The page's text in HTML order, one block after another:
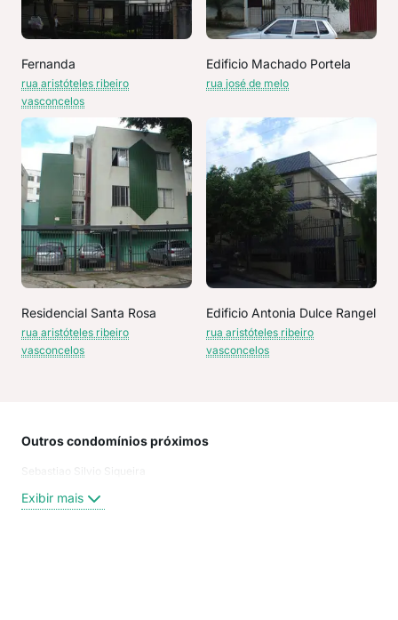
Fernanda
rua aristóteles ribeiro
vasconcelos
Edificio Machado Portela
rua josé de melo
Residencial Santa Rosa
rua aristóteles ribeiro
vasconcelos
Edificio Antonia Dulce Rangel
rua aristóteles ribeiro
vasconcelos
Outros condomínios próximos
Sebastiao Silvio Siqueira
Exibir mais